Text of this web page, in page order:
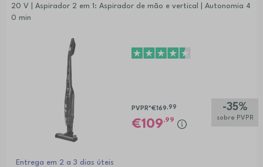
20 V | Aspirador 2 em 1: Aspirador de mão e vertical | Autonomia 4
0 min
-35%
sobre PVPR
PVPR*€169 ,99
109,99
Entrega em 2 a 3 dias úteis